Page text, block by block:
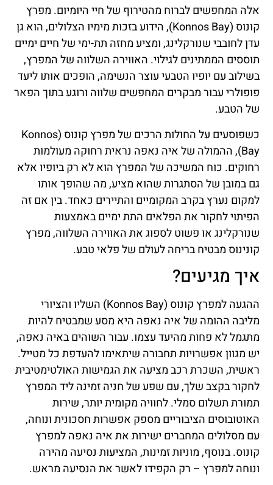
אלה המחפשים לברוח מהטירוף של חיי היומיום. מפרץ
קונוס (Konnos Bay), הידוע בזכות מימיו הצלולים, הוא גן
עדן לחובבי שנורקלינג, ומציע מחזה תת-ימי של חיים ימיים
תוססים הממתינים לגילוי. האווירה השלווה של המפרץ,
בשילוב עם יופיו הטבעי עוצר הנשימה, הופכים אותו ליעד
פופולרי עבור מבקרים המחפשים שלווה ורוגע בתוך הפאר
של הטבע.
כשפוסעים על החולות הרכים של מפרץ קונוס (Konnos
Bay), ההמולה של איה נאפה נראית רחוקה מעולמות
רחוקים. כוח המשיכה של המפרץ הוא לא רק ביופיו אלא
גם במובן של הסתגרות שהוא מציע, מה שהופך אותו
למקום נערץ בקרב המקומיים והתיירים כאחד. בין אם זה
הפיתוי לחקור את הפלאים התת ימיים באמצעות
שנורקלינג או פשוט לספוג את האווירה השלווה, מפרץ
קונינוס מבטיח בריחה לעולם של פלאי טבע.
איך מגיעים?
ההגעה למפרץ קונוס (Konnos Bay) השליו והציורי
מליבה ההומה של איה נאפה היא מסע שמבטיח להיות
מתגמל לא פחות מהיעד עצמו. עבור השוהים באיה נאפה,
יש מגוון אפשרויות תחבורה שיתאימו להעדפת כל מטייל.
ראשית, השכרת רכב מציעה את הגמישות האולטימטיבית
לחקור בקצב שלך, עם שפע של חניה זמינה ליד המפרץ
תמורת תשלום סמלי. לחוויה מקומית יותר, שירות
האוטובוסים הציבוריים מספק אפשרות חסכונית ונוחה,
עם מסלולים המחברים ישירות את איה נאפה למפרץ
קונוס. בנוסף, מוניות זמינות, המציעות נסיעה מהירה
ונוחה למפרץ – רק הקפידו לאשר את הנסיעה מראש.